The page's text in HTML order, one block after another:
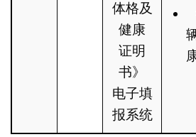
体格及
健康
证明
书》
电子填
报系统